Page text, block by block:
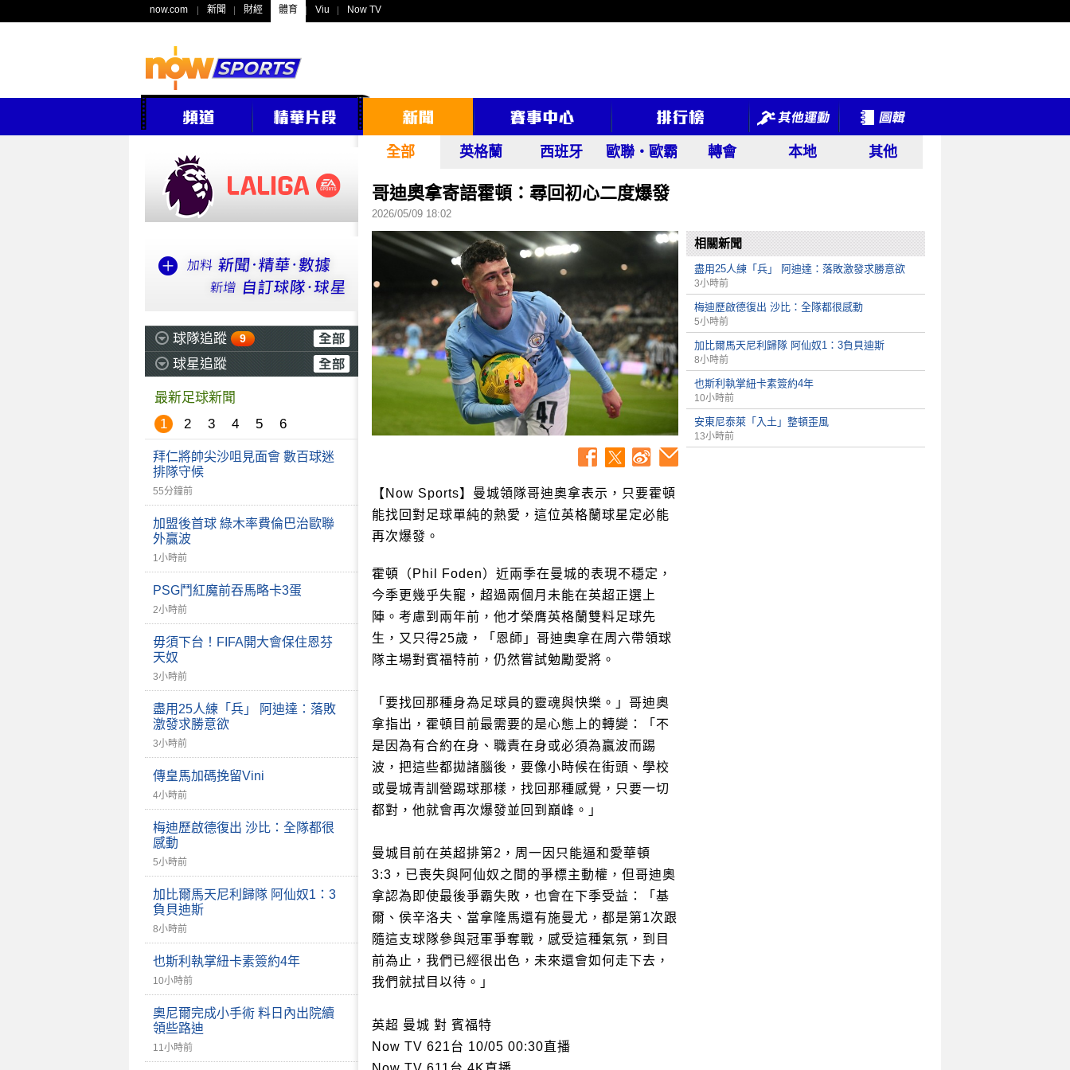
now.com 新聞 財經 體育 Viu Now TV
球隊追蹤 9
球星追蹤
最新足球新聞
1
2 3 4 5 6
拜仁將帥尖沙咀見面會 數百球迷
排隊守候
55分鐘前
加盟後首球 綠木率費倫巴治歐聯
外贏波
1小時前
PSG鬥紅魔前吞馬略卡3蛋
2小時前
毋須下台！FIFA開大會保住恩芬
天奴
3小時前
盡用25人練「兵」 阿迪達：落敗
激發求勝意欲
3小時前
傳皇馬加碼挽留Vini
4小時前
梅迪歷啟德復出 沙比：全隊都很
感動
5小時前
加比爾馬天尼利歸隊 阿仙奴1：3
負貝迪斯
8小時前
也斯利執掌紐卡素簽約4年
10小時前
奧尼爾完成小手術 料日內出院續
領些路迪
11小時前
全部 英格蘭 西班牙 歐聯‧歐霸 轉會 本地 其他
哥迪奧拿寄語霍頓：尋回初心二度爆發
2026/05/09 18:02
【Now Sports】曼城領隊哥迪奧拿表示，只要霍頓
能找回對足球單純的熱愛，這位英格蘭球星定必能
再次爆發。
霍頓（Phil Foden）近兩季在曼城的表現不穩定，
今季更幾乎失寵，超過兩個月未能在英超正選上
陣。考慮到兩年前，他才榮膺英格蘭雙料足球先
生，又只得25歲，「恩師」哥迪奧拿在周六帶領球
隊主場對賓福特前，仍然嘗試勉勵愛將。
「要找回那種身為足球員的靈魂與快樂。」哥迪奧
拿指出，霍頓目前最需要的是心態上的轉變：「不
是因為有合約在身、職責在身或必須為贏波而踢
波，把這些都拋諸腦後，要像小時候在街頭、學校
或曼城青訓營踢球那樣，找回那種感覺，只要一切
都對，他就會再次爆發並回到巔峰。」
曼城目前在英超排第2，周一因只能逼和愛華頓
3:3，已喪失與阿仙奴之間的爭標主動權，但哥迪奧
拿認為即使最後爭霸失敗，也會在下季受益：「基
爾、侯辛洛夫、當拿隆馬還有施曼尤，都是第1次跟
隨這支球隊參與冠軍爭奪戰，感受這種氣氛，到目
前為止，我們已經很出色，未來還會如何走下去，
我們就拭目以待。」
英超 曼城 對 賓福特
Now TV 621台 10/05 00:30直播
相關新聞
盡用25人練「兵」 阿迪達：落敗激發求勝意欲
3小時前
梅迪歷啟德復出 沙比：全隊都很感動
5小時前
加比爾馬天尼利歸隊 阿仙奴1：3負貝迪斯
8小時前
也斯利執掌紐卡素簽約4年
10小時前
安東尼泰萊「入土」整頓歪風
13小時前